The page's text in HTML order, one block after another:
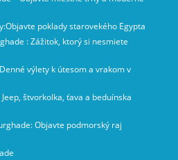
poklady starovekého Egypta
: Zážitok, ktorý si nesmiete
výlety k útesom a vrakom v
štvorkolka, ťava a beduínska
Objavte podmorský raj